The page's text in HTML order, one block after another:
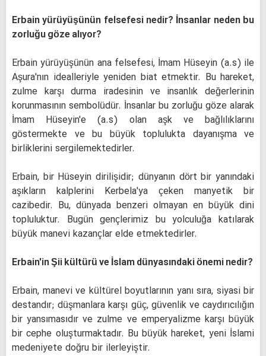
Erbain yürüyüşünün felsefesi nedir? İnsanlar neden bu
zorluğu göze alıyor?
Erbain yürüyüşünün ana felsefesi, İmam Hüseyin (a.s) ile
Aşura'nın idealleriyle yeniden biat etmektir. Bu hareket,
zulme karşı durma iradesinin ve insanlık değerlerinin
korunmasının sembolüdür. İnsanlar bu zorluğu göze alarak
İmam Hüseyin'e (a.s) olan aşk ve bağlılıklarını
göstermekte ve bu büyük toplulukta dayanışma ve
birliklerini sergilemektedirler.
Erbain, bir Hüseyin dirilişidir; dünyanın dört bir yanındaki
aşıkların kalplerini Kerbela'ya çeken manyetik bir
cazibedir. Bu, dünyada benzeri olmayan en büyük dini
topluluktur. Bugün gençlerimiz bu yolculuğa katılarak
büyük manevi kazançlar elde etmektedirler.
Erbain'in Şii kültürü ve İslam dünyasındaki önemi nedir?
Erbain, manevi ve kültürel boyutlarının yanı sıra, siyasi bir
destandır; düşmanlara karşı güç, güvenlik ve caydırıcılığın
bir yansımasıdır ve zulme ve emperyalizme karşı büyük
bir cephe oluşturmaktadır. Bu büyük hareket, yeni İslami
medeniyete doğru bir ilerleyiştir.